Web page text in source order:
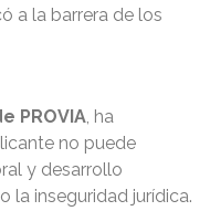
a la barrera de los
PROVIA, ha
no puede
y desarrollo
la inseguridad jurídica.